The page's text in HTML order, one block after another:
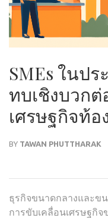
SMEs ในปร
ทบเชิงบวกต่
เศรษฐกิจท้อ
BY TAWAN PHUTTHARAK
ธุรกิจขนาดกลางและข
การขับเคลื่อนเศรษฐกิจ